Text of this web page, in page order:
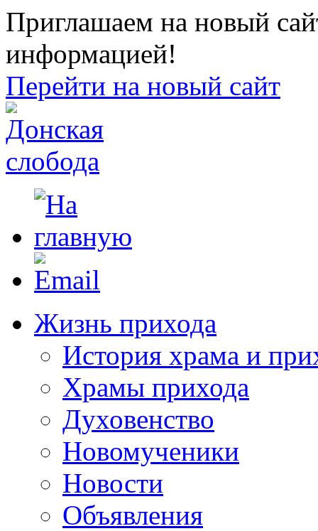
Приглашаем на новый
информацией!
Перейти на новый сайт
Жизнь прихода
История храма и
Храмы прихода
Духовенство
Новомученики
Новости
Объявления